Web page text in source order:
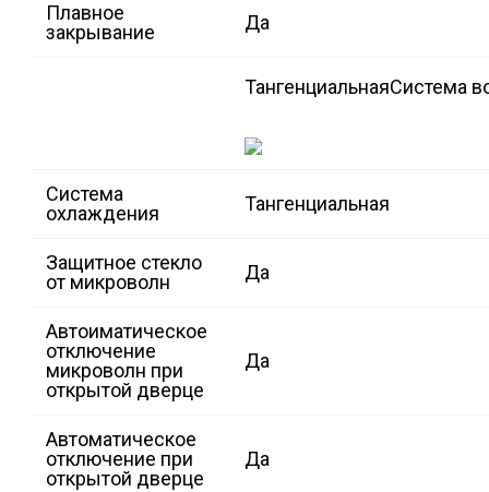
Плавное
закрывание
Да
ТангенциальнаяСистема
Система
охлаждения
Тангенциальная
Защитное стекло
от микроволн
Да
Автоиматическое
отключение
микроволн при
открытой дверце
Да
Автоматическое
отключение при
открытой дверце
Да